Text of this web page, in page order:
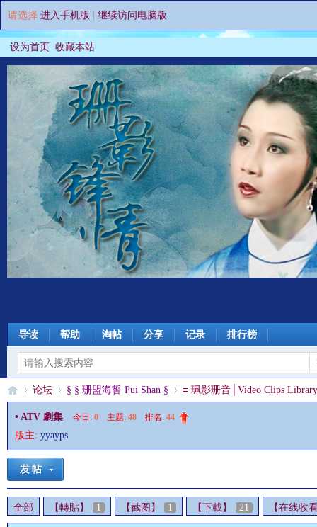
请选择 进入手机版 继续访问电脑版
设为首页 收藏本站
导读 帮助 淘帖 分享 记录 排行榜
§ »
论坛
›
§ § 珊盟海誓 Pui Shan §
›
≡ 珮影珊音│Video Clips
• ATV 劇集 今日: 0 主题: 48 排名: 44
版主: yyayps
全部 【轉貼】 1 【截图】 1 【下載】 21 【在线收